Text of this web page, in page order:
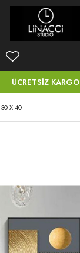
ÜCRETSİZ KARGO
X 40